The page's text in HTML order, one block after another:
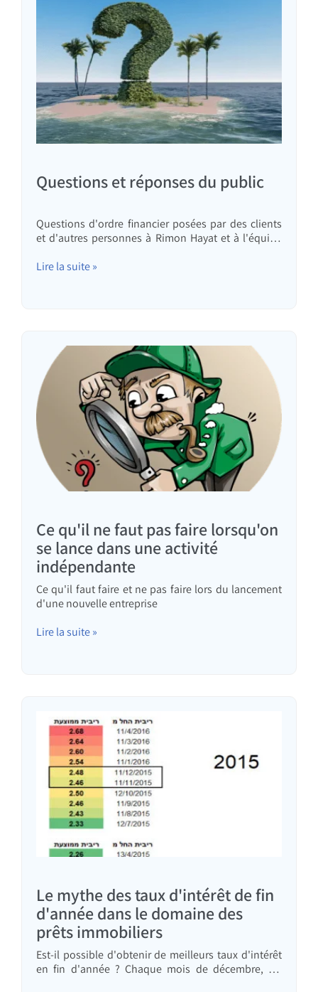
Questions et réponses du public
Questions d'ordre financier posées par des clients
et d'autres personnes à Rimon Hayat et à l'équipe
Lire la suite »
Ce qu'il ne faut pas faire lorsqu'on
se lance dans une activité
indépendante
Ce qu'il faut faire et ne pas faire lors du lancement
d'une nouvelle entreprise
Lire la suite »
Le mythe des taux d'intérêt de fin
d'année dans le domaine des
prêts immobiliers
Est-il possible d'obtenir de meilleurs taux d'intérêt
en fin d'année ? Chaque mois de décembre, les